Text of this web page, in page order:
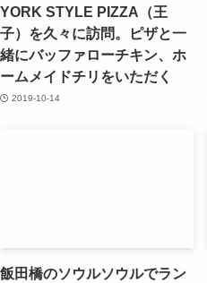
YORK STYLE PIZZA（王
子）を久々に訪問。ピザと一
緒にバッファローチキン、ホ
ームメイドチリをいただく
2019-10-14
飯田橋のソウルソウルでラン